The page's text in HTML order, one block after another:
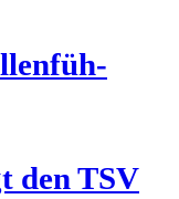
den TSV